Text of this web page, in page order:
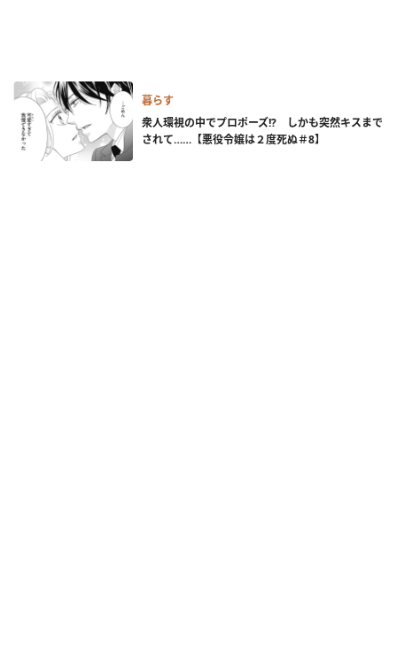
暮らす
衆人環視の中でプロポーズ!? しかも突然キスまで
されて……【悪役令嬢は２度死ぬ＃8】